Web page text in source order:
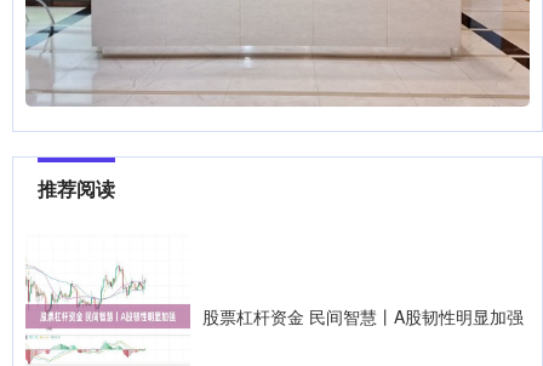
推荐阅读
股票杠杆资金 民间智慧丨A股韧性明显加强